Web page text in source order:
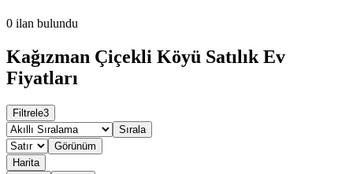
0 ilan bulundu
Kağızman Çiçekli Köyü Satılık Ev
Fiyatları
Filtrele3
Sırala
Görünüm
Harita